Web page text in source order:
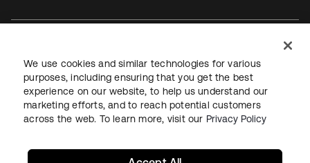
JuridiquePolitique de confidentialité
Conditions d’utilisation du siteSécuritéPlan du site
Paramètres des cookies
We use cookies and similar technologies for various
purposes, including ensuring that you get the best
experience on our website, to help us understand our
marketing efforts, and to reach potential customers
across the web. To learn more, visit our Privacy Policy